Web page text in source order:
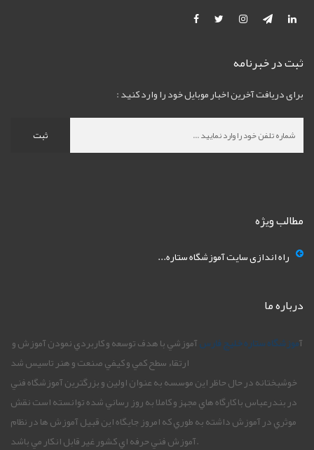
ثبت در خبرنامه
برای دریافت آخرین اخبار موبایل خود را وارد کنید :
ثبت
مطالب ویژه
راه اندازی سایت آموزشگاه ستاره...
درباره ما
آموزشگاه ستاره خليج فارسآموزشي با هدف توسعه و کاربردي نمودن آموزش و
ارتقاء سطح کمي و کيفي صنعت و هنر تاسيس شد
خوشبختانه در حال حاظر اين موسسه به عنوان اولين و بزرگترين آموزشگاه فني
در بندرعباس با کارگاه هاي مجهز و کاملا به روز رساني شده توانسته است نقش
موثري در آموزش داشته به طوري که امروز جايگاه اين قبيل آموزش ها در نظام
آموزش فني حرفه اي کشور غير قابل انکار مي باشد.